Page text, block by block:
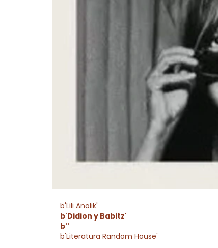
b'Lili Anolik'
b'Didion y Babitz'
b''
b'Literatura Random House'